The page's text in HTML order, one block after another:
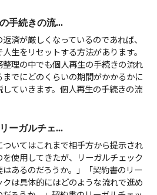
手続きの流...
済が厳しくなっているのであれば、
生をリセットする方法があります。
整理の中でも個人再生の手続きの流れ
までにどのくらいの期間がかかるかに
していきます。個人再生の手続きの流
ーガルチェ...
ついてはこれまで相手方から提示され
使用してきたが、リーガルチェック
はあるのだろうか。」「契約書のリー
クは具体的にはどのような流れで進め